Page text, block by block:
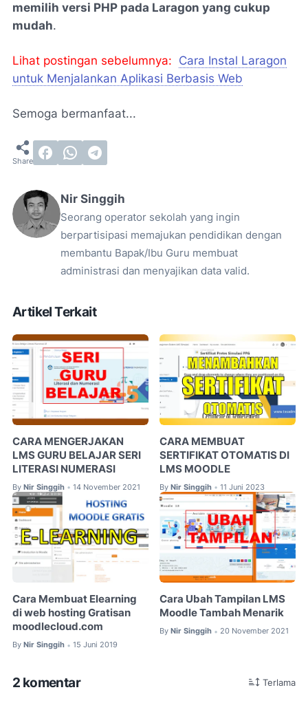
memilih versi PHP pada Laragon yang cukup
mudah.
Lihat postingan sebelumnya: Cara Instal Laragon
untuk Menjalankan Aplikasi Berbasis Web
Semoga bermanfaat...
Nir Singgih
Seorang operator sekolah yang ingin
berpartisipasi memajukan pendidikan dengan
membantu Bapak/Ibu Guru membuat
administrasi dan menyajikan data valid.
Artikel Terkait
CARA MENGERJAKAN
LMS GURU BELAJAR SERI
LITERASI NUMERASI
By Nir Singgih • 14 November 2021
CARA MEMBUAT
SERTIFIKAT OTOMATIS DI
LMS MOODLE
By Nir Singgih • 11 Juni 2023
Cara Membuat Elearning
di web hosting Gratisan
moodlecloud.com
By Nir Singgih • 15 Juni 2019
Cara Ubah Tampilan LMS
Moodle Tambah Menarik
By Nir Singgih • 20 November 2021
2 komentar Terlama